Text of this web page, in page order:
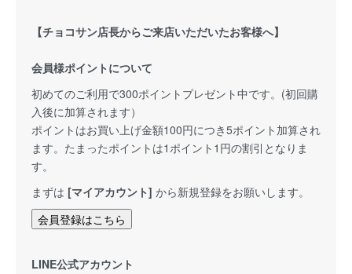
【チョコサン店長からご来店いただいたお客様へ】
会員様ポイントについて
初めてのご利用で300ポイントプレゼント中です。(初回購
入後に加算されます）
ポイントはお買い上げ金額100円につき5ポイント加算され
ます。たまったポイントは1ポイント1円の割引となりま
す。
まずは [マイアカウント] から新規登録をお願いします。
会員登録はこちら
LINE公式アカウント